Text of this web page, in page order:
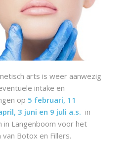
arts is weer aanwezig
intake en
op 5 februari, 11
3 juni en 9 juli a.s. in
in Langenboom voor het
Botox en Fillers.